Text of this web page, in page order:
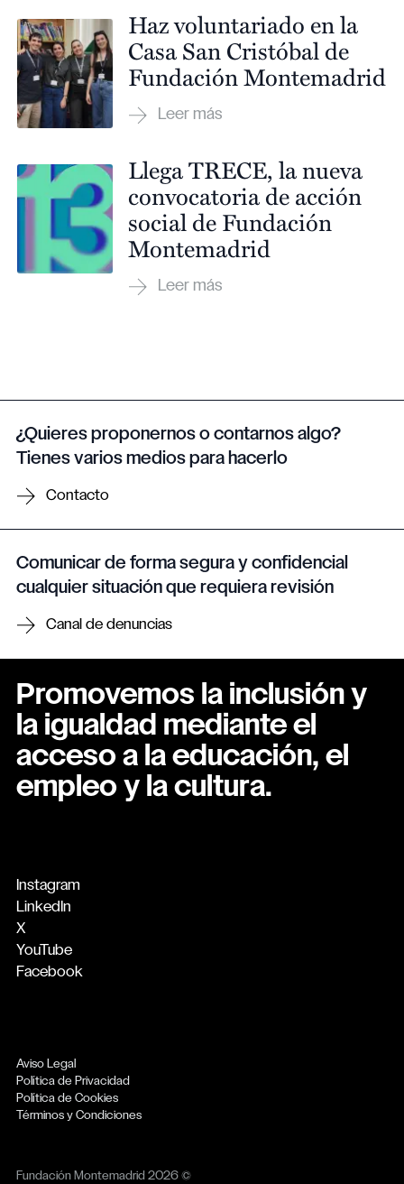
Haz voluntariado en la
Casa San Cristóbal de
Fundación Montemadrid
Llega TRECE, la nueva
convocatoria de acción
social de Fundación
Montemadrid
¿Quieres proponernos o contarnos algo?
Tienes varios medios para hacerlo
Contacto
Comunicar de forma segura y confidencial
cualquier situación que requiera revisión
Canal de denuncias
Promovemos la inclusión y
la igualdad mediante el
acceso a la educación, el
empleo y la cultura.
Instagram
LinkedIn
X
YouTube
Facebook
Aviso Legal
Política de Privacidad
Política de Cookies
Términos y Condiciones
Fundación Montemadrid 2026 ©